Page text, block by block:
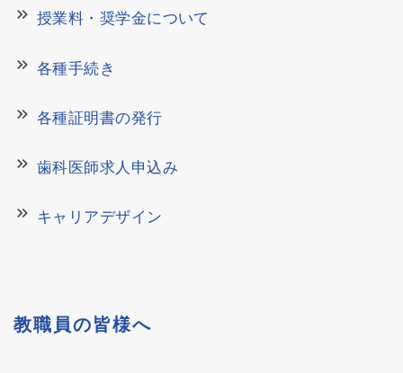
keyboard_double_arrow_right 授業料・奨学金について
keyboard_double_arrow_right 各種手続き
keyboard_double_arrow_right 各種証明書の発行
keyboard_double_arrow_right 歯科医師求人申込み
keyboard_double_arrow_right キャリアデザイン
教職員の皆様へ